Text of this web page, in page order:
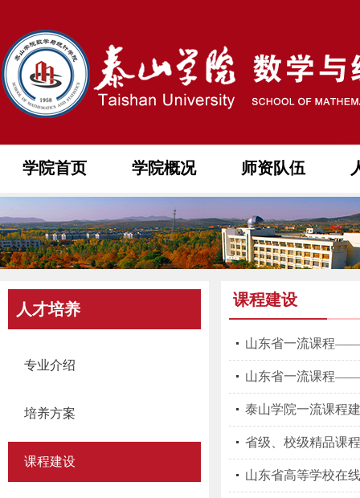
学院首页 学院概况 师资队伍
人才培养
专业介绍
培养方案
课程建设
课程建设
山东省一流课程
山东省一流课程——
泰山学院一流课程
省级、校级精品课程
山东省高等学校在